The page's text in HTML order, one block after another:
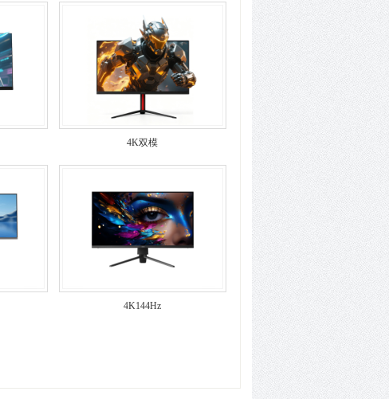
4K双模
4K144Hz